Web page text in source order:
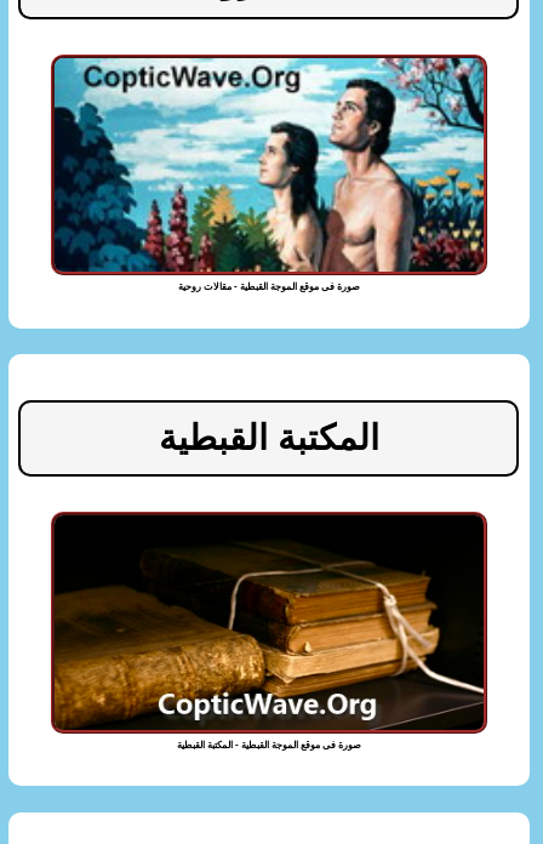
صورة فى موقع الموجة القبطية - مقالات روحية
المكتبة القبطية
صورة فى موقع الموجة القبطية - المكتبة القبطية